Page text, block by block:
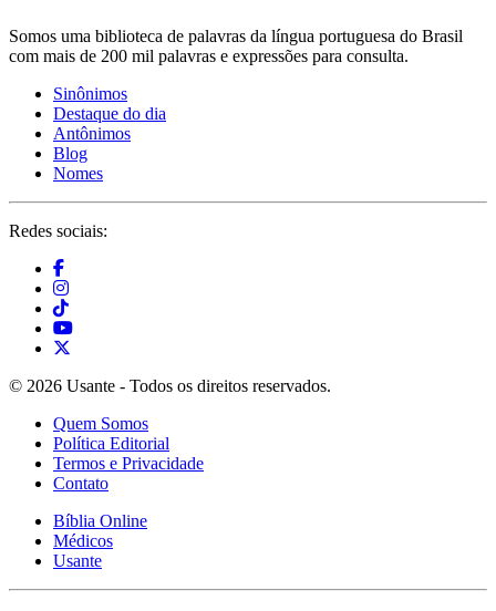
Somos uma biblioteca de palavras da língua portuguesa do Brasil
com mais de 200 mil palavras e expressões para consulta.
Sinônimos
Destaque do dia
Antônimos
Blog
Nomes
Redes sociais:
© 2026 Usante - Todos os direitos reservados.
Quem Somos
Política Editorial
Termos e Privacidade
Contato
Bíblia Online
Médicos
Usante